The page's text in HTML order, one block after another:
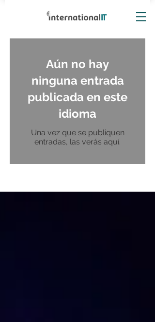
Aún no hay
ninguna entrada
publicada en este
idioma
Una vez que se publiquen
entradas, las verás aquí.